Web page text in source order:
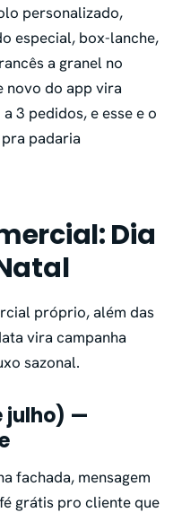
personalizado,
especial, box-lanche,
a granel no
novo do app vira
3 pedidos, e esse e o
padaria
Dia
próprio, além das
vira campanha
sazonal.
julho) —
fachada, mensagem
grátis pro cliente que